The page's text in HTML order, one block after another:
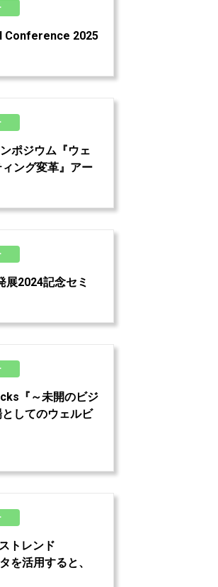
Conference 2025
ポジウム『ウェ
ング変革』アー
展2024記念セミ
『～未開のビジ
してのウェルビ
トレンド
を活用すると、